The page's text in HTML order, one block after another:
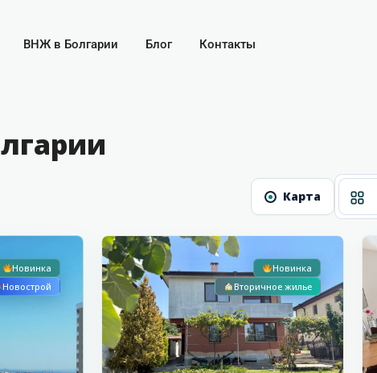
ВНЖ в Болгарии Блог Контакты
Карта
Новинка
Новострой
Новинка
Вторичное жилье
15